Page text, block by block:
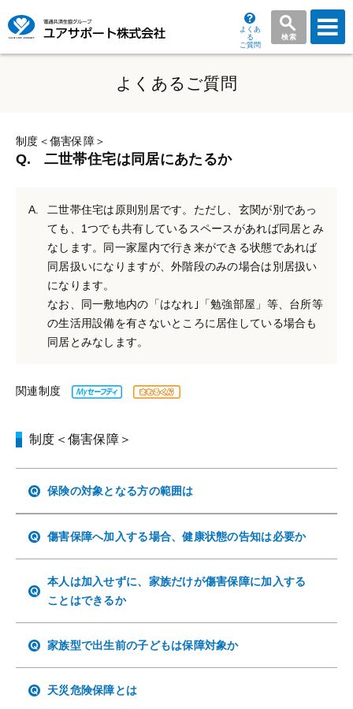
よくあ
る
ご質問
検索
ル
メ
よくあるご質問
制度＜傷害保障＞
二世帯住宅は同居にあたるか
二世帯住宅は原則別居です。ただし、玄関が別であっ
ても、1つでも共有しているスペースがあれば同居とみ
なします。同一家屋内で行き来ができる状態であれば
同居扱いになりますが、外階段のみの場合は別居扱い
になります。
なお、同一敷地内の「はなれ｣「勉強部屋」等、台所等
の生活用設備を有さないところに居住している場合も
同居とみなします。
関連制度
制度＜傷害保障＞
保険の対象となる方の範囲は
傷害保障へ加入する場合、健康状態の告知は必要か
本人は加入せずに、家族だけが傷害保障に加入する
ことはできるか
家族型で出生前の子どもは保障対象か
天災危険保障とは